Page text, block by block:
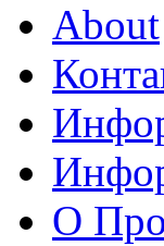
About
О